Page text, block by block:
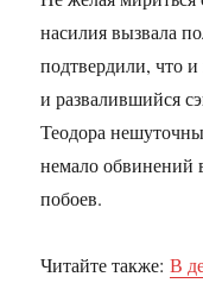
насилия вызвала
подтвердили, что
и развалившийся
Теодора
немало обвинений
побоев.
Читайте также:В